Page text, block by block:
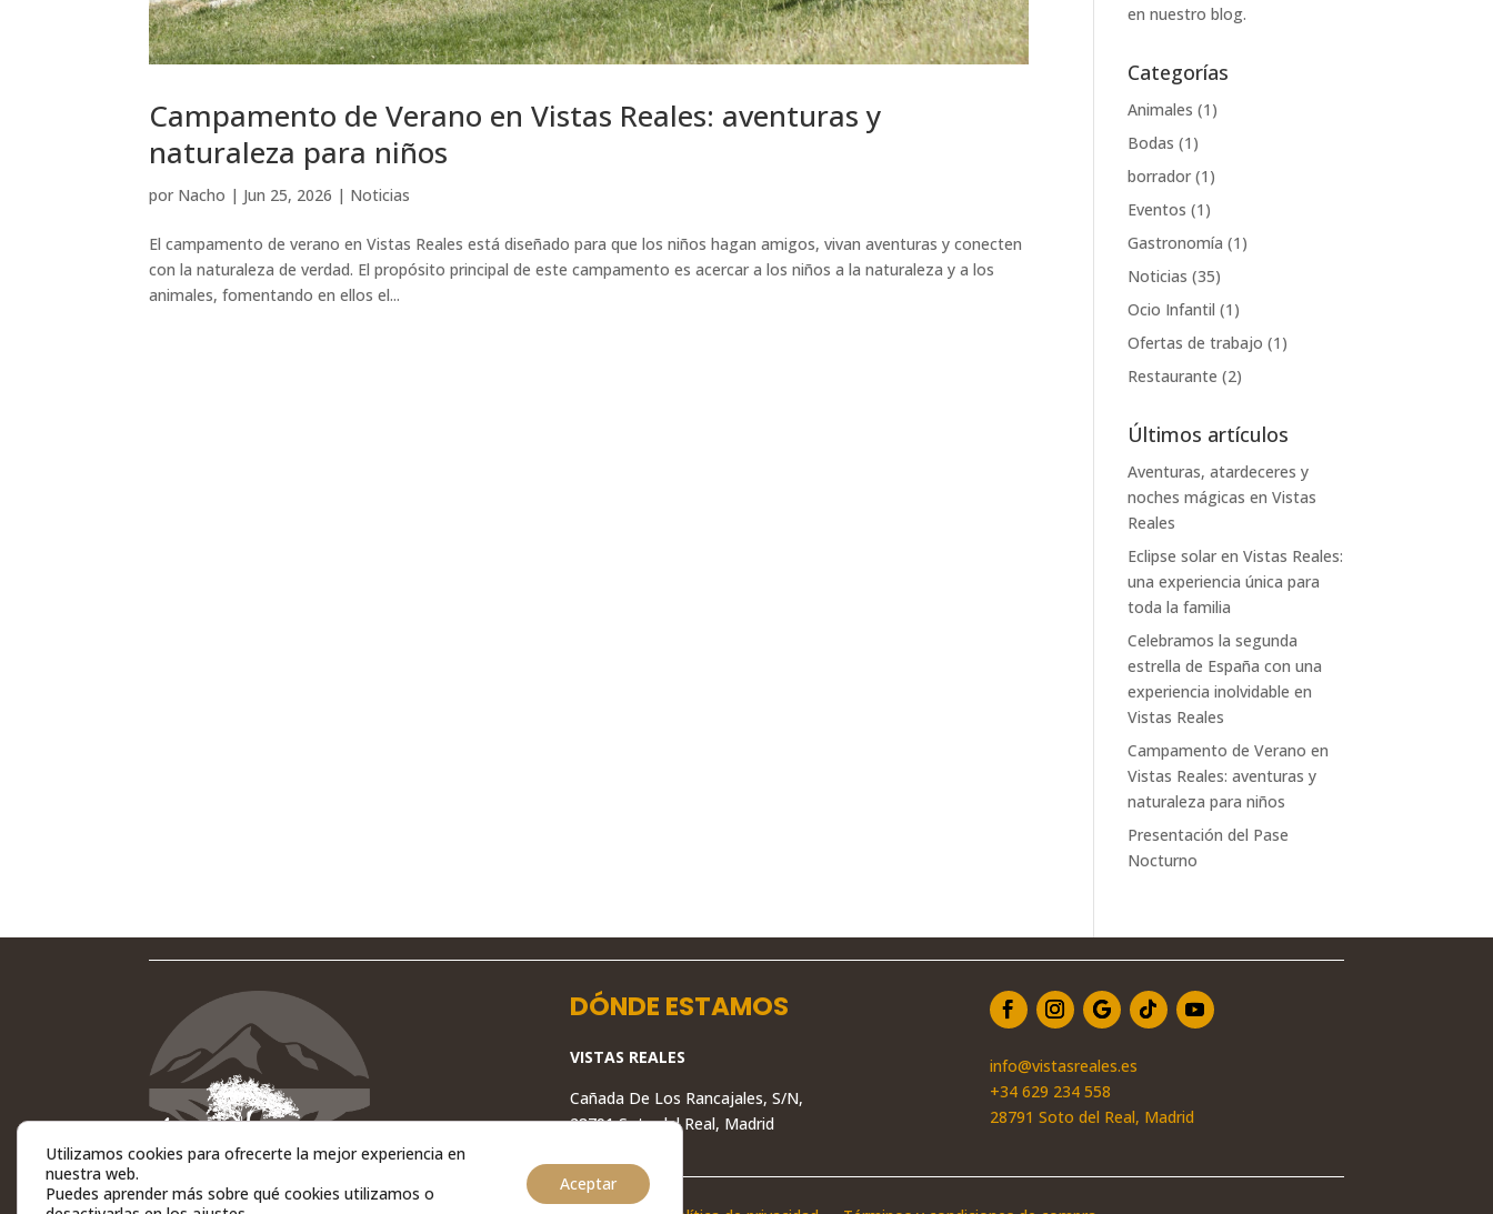
Campamento de Verano en Vistas Reales: aventuras y
naturaleza para niños
por Nacho | Jun 25, 2026 | Noticias
El campamento de verano en Vistas Reales está diseñado para que los niños hagan amigos, vivan aventuras y conecten
con la naturaleza de verdad. El propósito principal de este campamento es acercar a los niños a la naturaleza y a los
animales, fomentando en ellos el...
en nuestro blog.
Categorías
Animales (1)
Bodas (1)
borrador (1)
Eventos (1)
Gastronomía (1)
Noticias (35)
Ocio Infantil (1)
Ofertas de trabajo (1)
Restaurante (2)
Últimos artículos
Aventuras, atardeceres y
noches mágicas en Vistas
Reales
Eclipse solar en Vistas Reales:
una experiencia única para
toda la familia
Celebramos la segunda
estrella de España con una
experiencia inolvidable en
Vistas Reales
Campamento de Verano en
Vistas Reales: aventuras y
naturaleza para niños
Presentación del Pase
Nocturno
DÓNDE ESTAMOS
VISTAS REALES
Cañada De Los Rancajales, S/N,
28791 Soto del Real, Madrid
info@vistasreales.es
+34 629 234 558
28791 Soto del Real, Madrid
Utilizamos cookies para ofrecerte la mejor experiencia en
nuestra web.
Puedes aprender más sobre qué cookies utilizamos o
Aceptar